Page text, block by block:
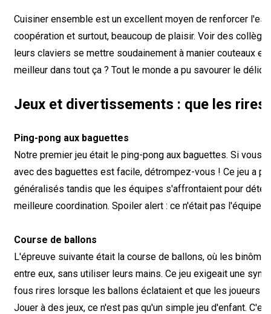
Cuisiner ensemble est un excellent moyen de renforcer
coopération et surtout, beaucoup de plaisir. Voir des
leurs claviers se mettre soudainement à manier couteaux
meilleur dans tout ça ? Tout le monde a pu savourer le
Jeux et divertissements : que les rires
Ping-pong aux baguettes
Notre premier jeu était le ping-pong aux baguettes. Si vous
avec des baguettes est facile, détrompez-vous ! Ce jeu a
généralisés tandis que les équipes s'affrontaient pour
meilleure coordination. Spoiler alert : ce n'était pas l'équipe
Course de ballons
L'épreuve suivante était la course de ballons, où les
entre eux, sans utiliser leurs mains. Ce jeu exigeait une
fous rires lorsque les ballons éclataient et que les joueurs
Jouer à des jeux, ce n'est pas qu'un simple jeu d'enfant.